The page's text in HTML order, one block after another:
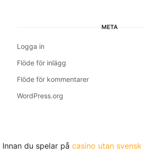
META
Logga in
Flöde för inlägg
Flöde för kommentarer
WordPress.org
Innan du spelar på casino utan svensk